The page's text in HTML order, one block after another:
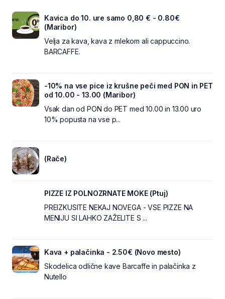
Kavica do 10. ure samo 0,80 € - 0.80€
(Maribor)
Velja za kava, kava z mlekom ali cappuccino.
BARCAFFE.
-10% na vse pice iz krušne peči med PON in PET
od 10.00 - 13.00 (Maribor)
Vsak dan od PON do PET med 10.00 in 13.00 uro
10% popusta na vse p...
(Rače)
PIZZE IZ POLNOZRNATE MOKE (Ptuj)
PREIZKUSITE NEKAJ NOVEGA - VSE PIZZE NA
MENIJU SI LAHKO ZAŽELITE S ...
Kava + palačinka - 2.50€ (Novo mesto)
Skodelica odlične kave Barcaffe in palačinka z
Nutello